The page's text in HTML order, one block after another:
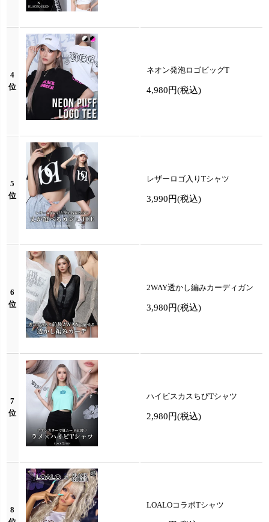
4
位
ネオン発泡ロゴビッグT
4,980円(税込)
5
位
レザーロゴ入りTシャツ
3,990円(税込)
6
位
2WAY透かし編みカーディガン
3,980円(税込)
7
位
ハイビスカスちびTシャツ
2,980円(税込)
8
LOALOコラボTシャツ